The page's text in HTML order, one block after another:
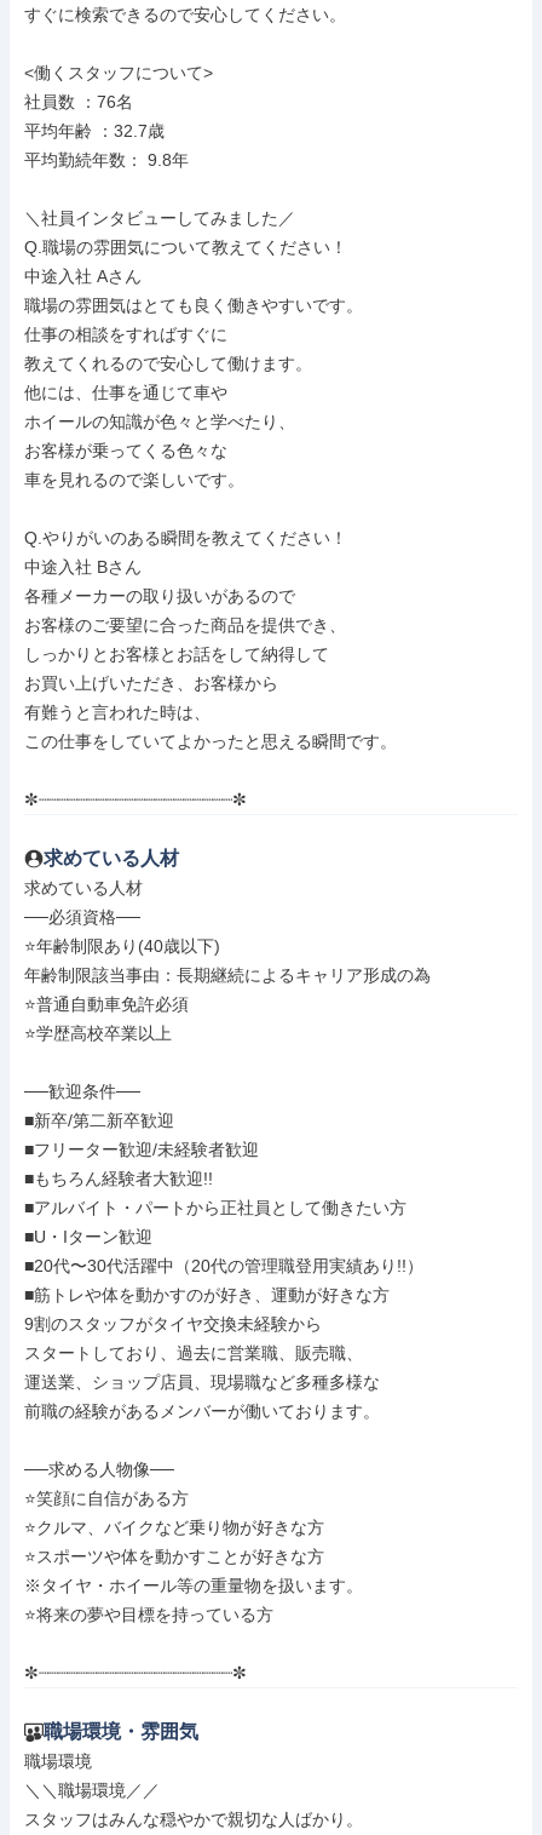
すぐに検索できるので安心してください。
<働くスタッフについて>
社員数 ：76名
平均年齢 ：32.7歳
平均勤続年数： 9.8年
＼社員インタビューしてみました／
Q.職場の雰囲気について教えてください！
中途入社 Aさん
職場の雰囲気はとても良く働きやすいです。
仕事の相談をすればすぐに
教えてくれるので安心して働けます。
他には、仕事を通じて車や
ホイールの知識が色々と学べたり、
お客様が乗ってくる色々な
車を見れるので楽しいです。
Q.やりがいのある瞬間を教えてください！
中途入社 Bさん
各種メーカーの取り扱いがあるので
お客様のご要望に合った商品を提供でき、
しっかりとお客様とお話をして納得して
お買い上げいただき、お客様から
有難うと言われた時は、
この仕事をしていてよかったと思える瞬間です。
✼┈┈┈┈┈┈┈┈┈┈┈┈┈┈┈┈┈┈┈┈✼
求めている人材
求めている人材
──必須資格──
⭐️年齢制限あり(40歳以下)
年齢制限該当事由：長期継続によるキャリア形成の為
⭐️普通自動車免許必須
⭐️学歴高校卒業以上
──歓迎条件──
■新卒/第二新卒歓迎
■フリーター歓迎/未経験者歓迎
■もちろん経験者大歓迎!!
■アルバイト・パートから正社員として働きたい方
■U・Iターン歓迎
■20代〜30代活躍中（20代の管理職登用実績あり!!）
■筋トレや体を動かすのが好き、運動が好きな方
9割のスタッフがタイヤ交換未経験から
スタートしており、過去に営業職、販売職、
運送業、ショップ店員、現場職など多種多様な
前職の経験があるメンバーが働いております。
──求める人物像──
⭐️笑顔に自信がある方
⭐️クルマ、バイクなど乗り物が好きな方
⭐️スポーツや体を動かすことが好きな方
※タイヤ・ホイール等の重量物を扱います。
⭐️将来の夢や目標を持っている方
✼┈┈┈┈┈┈┈┈┈┈┈┈┈┈┈┈┈┈┈┈✼
職場環境・雰囲気
職場環境
＼＼職場環境／／
スタッフはみんな穏やかで親切な人ばかり。